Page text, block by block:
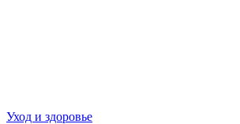
Уход и здоровье